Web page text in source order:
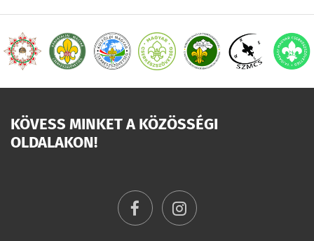
KÖVESS MINKET A KÖZÖSSÉGI
OLDALAKON!
facebookinstagram